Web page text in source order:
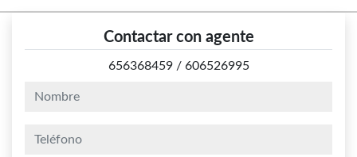
Contactar con agente
656368459 / 606526995
nombre
teléfono